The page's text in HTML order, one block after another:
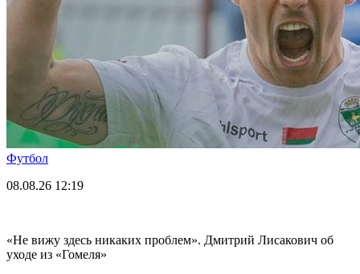
Футбол
08.08.26 12:19
«Не вижу здесь никаких проблем». Дмитрий Лисакович об
уходе из «Гомеля»